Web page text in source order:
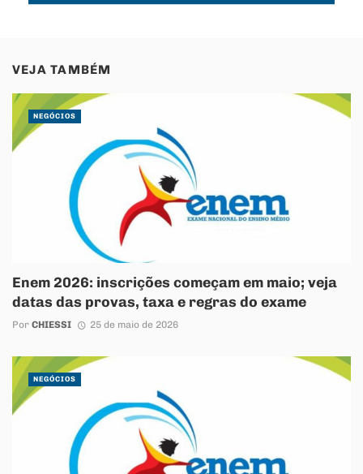
VEJA TAMBÉM
Enem 2026: inscrições começam em maio; veja
datas das provas, taxa e regras do exame
Por CHIESSI 25 de maio de 2026
NEGÓCIOS
NEGÓCIOS